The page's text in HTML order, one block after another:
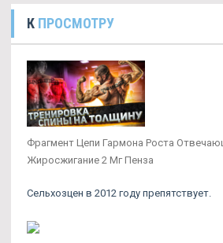
К ПРОСМОТРУ
Фрагмент Цепи Гармона Роста
Жиросжигание 2 Мг Пенза
Сельхозцен в 2012 году препятствует.